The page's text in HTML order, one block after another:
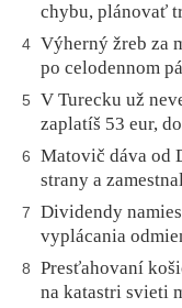
chybu, plánovať
4 Výherný žreb za
po celodennom
5
V Turecku už
zaplatíš 53 eur,
6
Matovič dáva od
strany a
7
Dividendy
vyplácania
8
Presťahovaní
na katastri svieti